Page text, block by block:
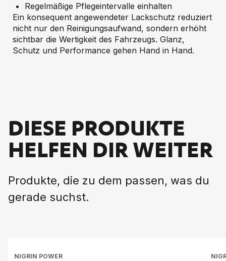
Regelmäßige Pflegeintervalle einhalten
Ein konsequent angewendeter Lackschutz reduziert
nicht nur den Reinigungsaufwand, sondern erhöht
sichtbar die Wertigkeit des Fahrzeugs. Glanz,
Schutz und Performance gehen Hand in Hand.
DIESE PRODUKTE
HELFEN DIR WEITER
Produkte, die zu dem passen, was du
gerade suchst.
NIGRIN POWER